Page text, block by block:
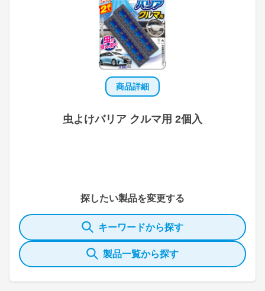
商品詳細
虫よけバリア クルマ用 2個入
探したい製品を変更する
キーワードから探す
製品一覧から探す